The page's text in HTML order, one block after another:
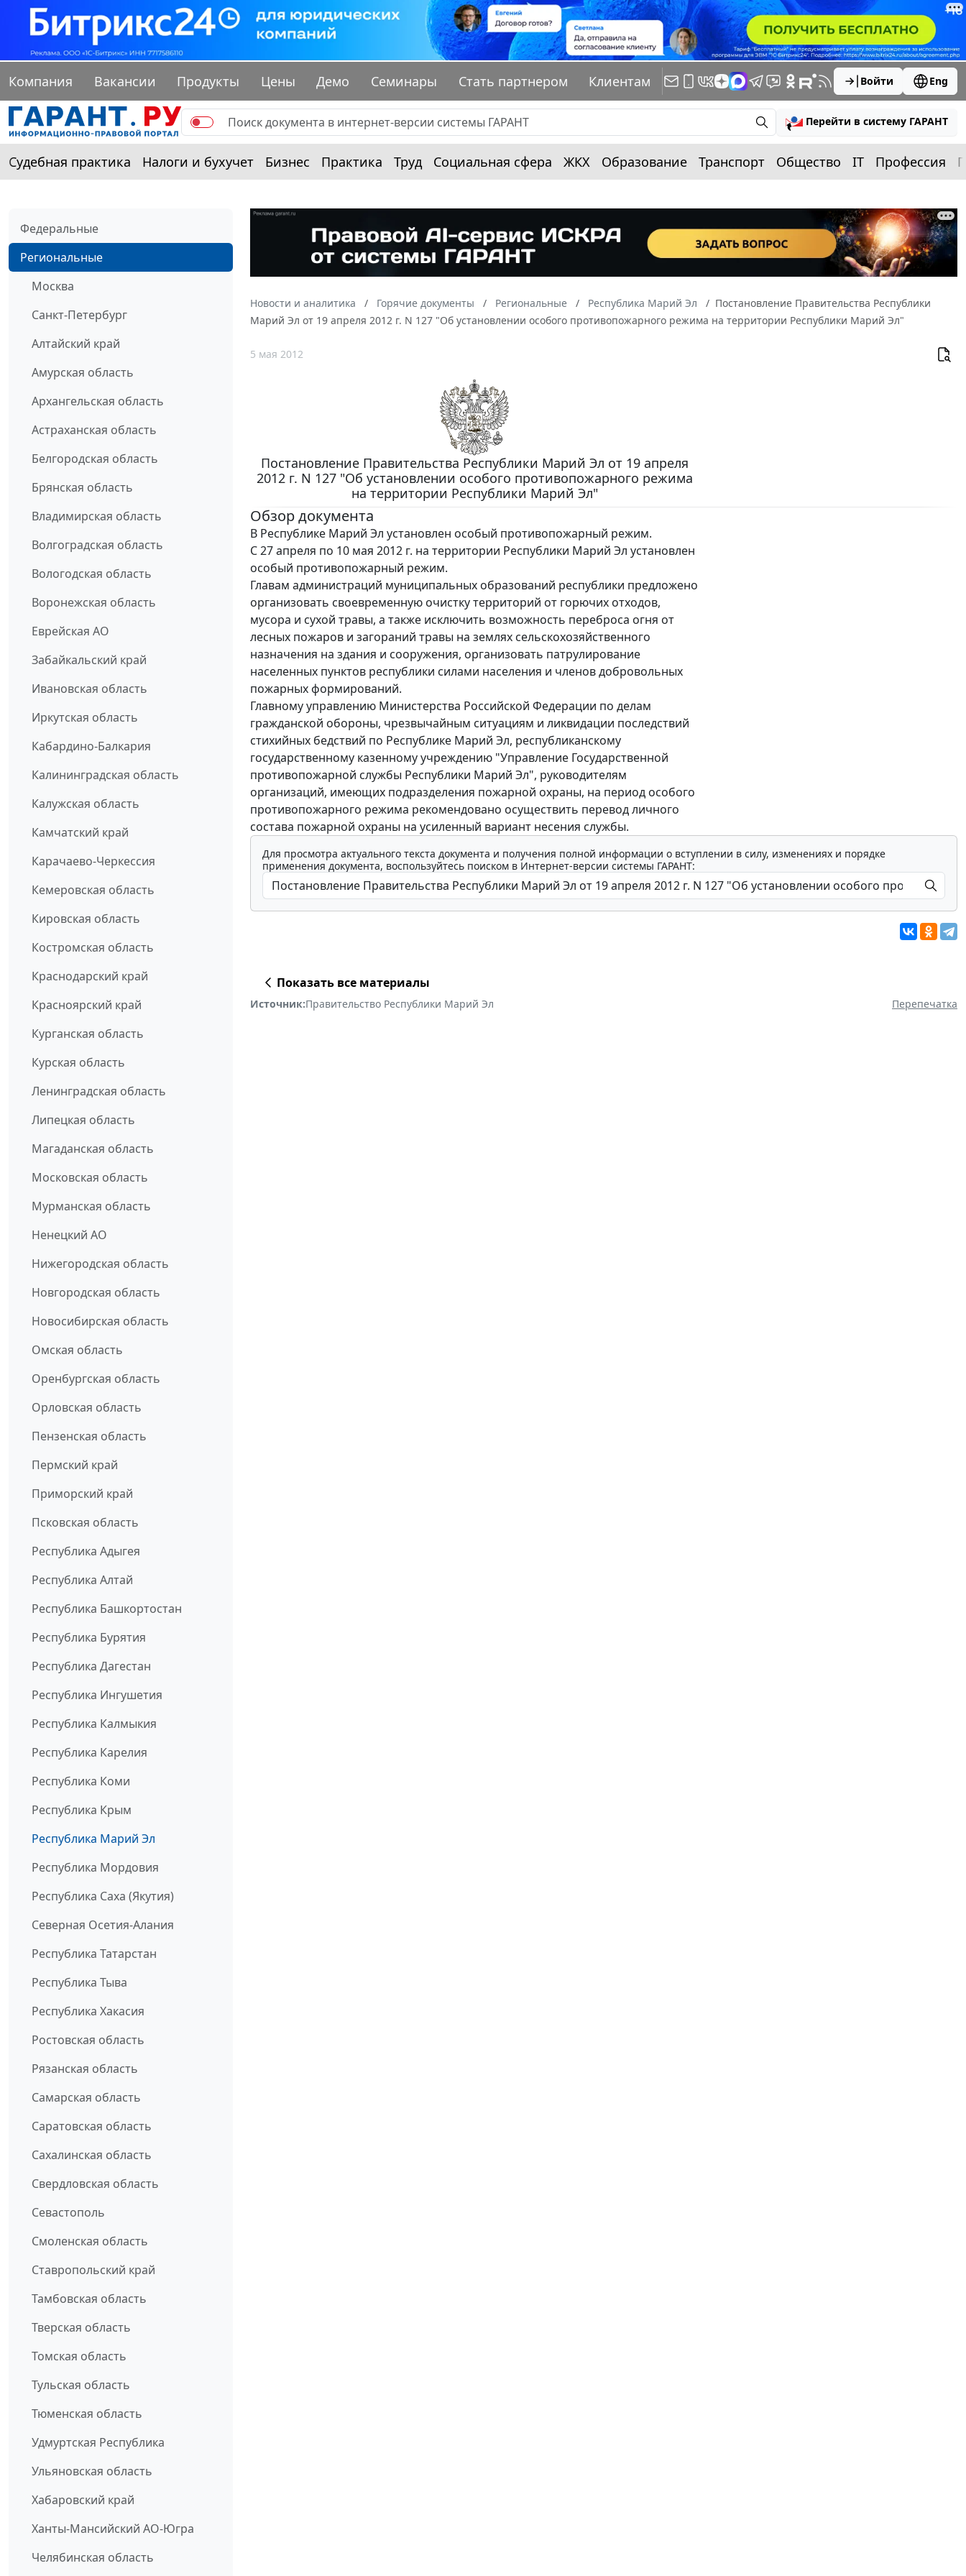
Компания Вакансии Продукты Цены Демо Семинары Стать партнером Клиентам Войти Eng
Перейти в систему ГАРАНТ
Судебная практика Налоги и бухучет Бизнес Практика Труд Социальная сфера ЖКХ Образование Транспорт Общество IT Профессия
Федеральные
Региональные
Москва
Санкт-Петербург
Алтайский край
Амурская область
Архангельская область
Астраханская область
Белгородская область
Брянская область
Владимирская область
Волгоградская область
Вологодская область
Воронежская область
Еврейская АО
Забайкальский край
Ивановская область
Иркутская область
Кабардино-Балкария
Калининградская область
Калужская область
Камчатский край
Карачаево-Черкессия
Кемеровская область
Кировская область
Костромская область
Краснодарский край
Красноярский край
Курганская область
Курская область
Ленинградская область
Липецкая область
Магаданская область
Московская область
Мурманская область
Ненецкий АО
Нижегородская область
Новгородская область
Новосибирская область
Омская область
Оренбургская область
Орловская область
Пензенская область
Пермский край
Приморский край
Псковская область
Республика Адыгея
Республика Алтай
Республика Башкортостан
Республика Бурятия
Республика Дагестан
Республика Ингушетия
Республика Калмыкия
Республика Карелия
Республика Коми
Республика Крым
Республика Марий Эл
Республика Мордовия
Республика Саха (Якутия)
Северная Осетия-Алания
Республика Татарстан
Республика Тыва
Республика Хакасия
Ростовская область
Рязанская область
Самарская область
Саратовская область
Сахалинская область
Свердловская область
Севастополь
Смоленская область
Ставропольский край
Тамбовская область
Тверская область
Томская область
Тульская область
Тюменская область
Удмуртская Республика
Ульяновская область
Хабаровский край
Ханты-Мансийский АО-Югра
Челябинская область
Новости и аналитика Горячие документы Региональные Республика Марий Эл
Постановление Правительства Республики
Марий Эл от 19 апреля 2012 г. N 127 "Об установлении особого противопожарного режима на территории Республики Марий Эл"
5 мая 2012
Постановление Правительства Республики Марий Эл от 19 апреля
2012 г. N 127 "Об установлении особого противопожарного режима
на территории Республики Марий Эл"
Обзор документа
В Республике Марий Эл установлен особый противопожарный режим.
С 27 апреля по 10 мая 2012 г. на территории Республики Марий Эл установлен
особый противопожарный режим.
Главам администраций муниципальных образований республики предложено
организовать своевременную очистку территорий от горючих отходов,
мусора и сухой травы, а также исключить возможность переброса огня от
лесных пожаров и загораний травы на землях сельскохозяйственного
назначения на здания и сооружения, организовать патрулирование
населенных пунктов республики силами населения и членов добровольных
пожарных формирований.
Главному управлению Министерства Российской Федерации по делам
гражданской обороны, чрезвычайным ситуациям и ликвидации последствий
стихийных бедствий по Республике Марий Эл, республиканскому
государственному казенному учреждению "Управление Государственной
противопожарной службы Республики Марий Эл", руководителям
организаций, имеющих подразделения пожарной охраны, на период особого
противопожарного режима рекомендовано осуществить перевод личного
состава пожарной охраны на усиленный вариант несения службы.
Для просмотра актуального текста документа и получения полной информации о вступлении в силу, изменениях и порядке
применения документа, воспользуйтесь поиском в Интернет-версии системы ГАРАНТ:
Показать все материалы
Источник:Правительство Республики Марий Эл Перепечатка